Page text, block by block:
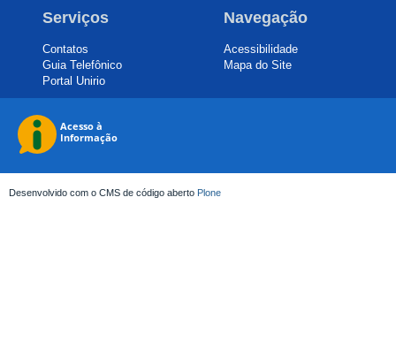
Serviços
Contatos
Guia Telefônico
Portal Unirio
Navegação
Acessibilidade
Mapa do Site
Desenvolvido com o CMS de código aberto Plone